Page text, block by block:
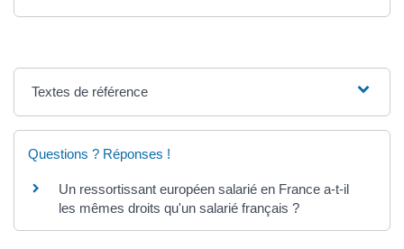
Textes de référence
Questions ? Réponses !
Un ressortissant européen salarié en France a-t-il
les mêmes droits qu'un salarié français ?